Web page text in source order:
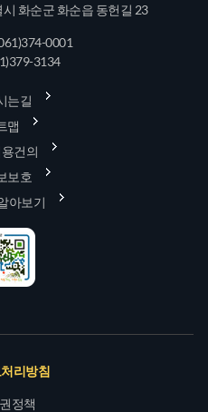
화순군 화순읍 동헌길 23
0001
3134
는길
맵
건의
보호
아보기
리방침
정책